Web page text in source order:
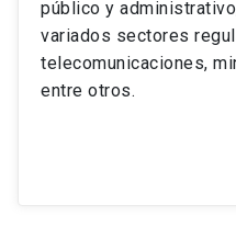
Si optas por la
El LLM UC Full Time es
destinado principalmente
necesidades y
Juan Ignacio Piña
Director Magíster en
público y
variados sectores
telecomunicaciones,
entre otros.